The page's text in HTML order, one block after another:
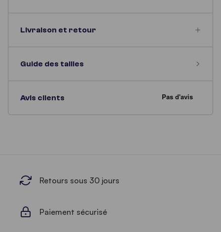
Livraison et retour
Guide des tailles
Avis clients
Retours sous 30 jours
Paiement sécurisé